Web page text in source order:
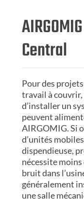
Central
Pour des
travail à
d’installer un
peuvent
AIRGOMIG. Si
d’unités
dispendieuse,
nécessite
bruit dans
généralement
une salle